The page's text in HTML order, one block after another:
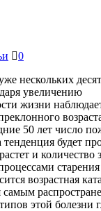
0
нескольких
увеличению
жизни
50 лет число
будет
и количество
возрастная
самым
этой болезни